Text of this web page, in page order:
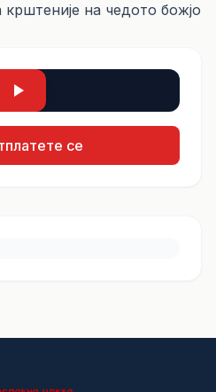
на чедото божјо
се